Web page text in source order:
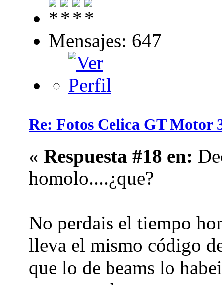
Mensajes: 647
Re: Fotos Celica GT Motor
« Respuesta #18 en:
homolo....¿que?
No perdais el tiempo
lleva el mismo código
que lo de beams lo